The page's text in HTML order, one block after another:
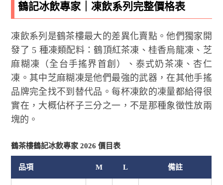
鶴記冰飲專家｜凍飲系列完整價格表
凍飲系列是鶴茶樓最大的差異化賣點。他們獨家開
發了 5 種凍類配料：鶴頂紅茶凍、桂香烏龍凍、芝
麻糊凍（全台手搖界首創）、泰式奶茶凍、杏仁
凍。其中芝麻糊凍是他們最強的武器，在其他手搖
品牌完全找不到替代品。每杯凍飲的凍量都給得很
實在，大概佔杯子三分之一，不是那種象徵性放兩
塊的。
鶴茶樓鶴記冰飲專家 2026 價目表
品項 M L 備註